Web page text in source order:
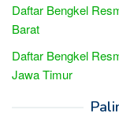
Daftar Bengkel
Barat
Daftar Bengkel
Jawa Timur